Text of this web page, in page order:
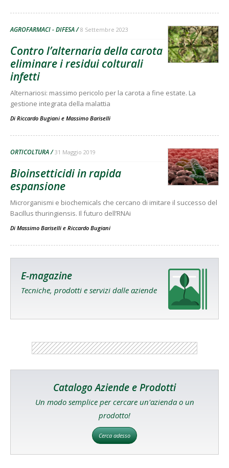
AGROFARMACI - DIFESA 8 Settembre 2023
Contro l’alternaria della carota
eliminare i residui colturali
infetti
Alternariosi: massimo pericolo per la carota a fine estate. La
gestione integrata della malattia
Di Riccardo Bugiani e Massimo Bariselli
ORTICOLTURA 31 Maggio 2019
Bioinsetticidi in rapida
espansione
Microrganismi e biochemicals che cercano di imitare il successo del
Bacillus thuringiensis. Il futuro dell’RNAi
Di Massimo Bariselli e Riccardo Bugiani
E-magazine
Tecniche, prodotti e servizi dalle aziende
Catalogo Aziende e Prodotti
Un modo semplice per cercare un'azienda o un
prodotto!
Cerca adesso